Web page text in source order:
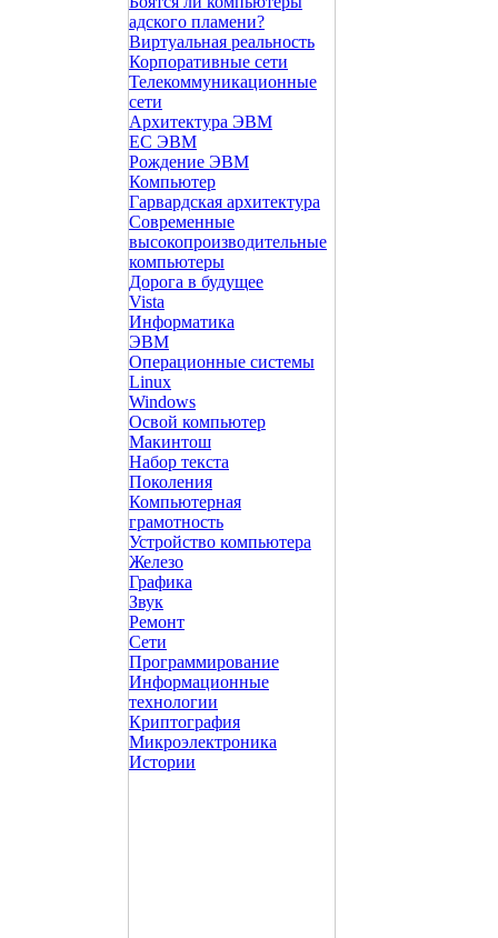
адского пламени?
Виртуальная реальность
Корпоративные сети
Телекоммуникационные
сети
Архитектура ЭВМ
ЕС ЭВМ
Рождение ЭВМ
Компьютер
Гарвардская архитектура
Современные
высокопроизводительные
компьютеры
Дорога в будущее
Vista
Инфоpматика
ЭВМ
Операционные системы
Linux
Windows
Освой компьютер
Макинтош
Набор текста
Поколения
Компьютерная
грамотность
Устройство компьютера
Железо
Графика
Звук
Ремонт
Сети
Программирование
Информационные
технологии
Криптография
Микроэлектроника
Истории